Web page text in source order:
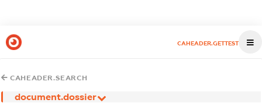
CAHEADER.GETTEST
CAHEADER.SEARCH
document.dossier